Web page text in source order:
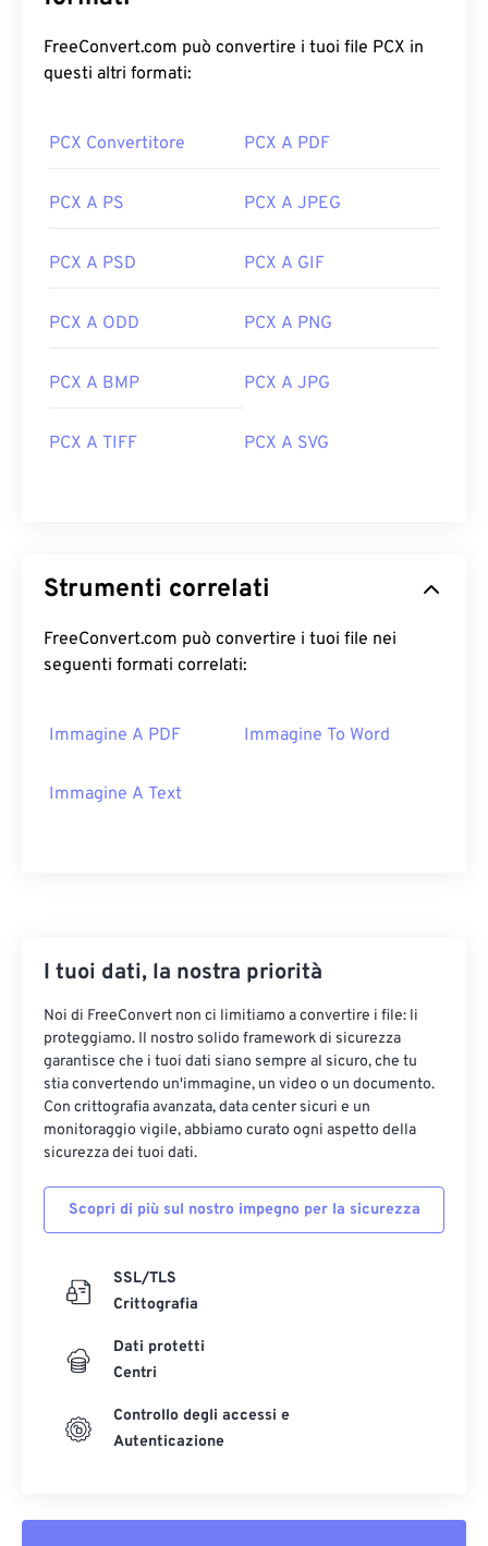
FreeConvert.com può convertire i tuoi file PCX in
questi altri formati:
PCX Convertitore PCX A PDF
PCX A PS PCX A JPEG
PCX A PSD PCX A GIF
PCX A ODD PCX A PNG
PCX A BMP PCX A JPG
PCX A TIFF PCX A SVG
Strumenti correlati
FreeConvert.com può convertire i tuoi file nei
seguenti formati correlati:
Immagine A PDF Immagine To Word
Immagine A Text
I tuoi dati, la nostra priorità
Noi di FreeConvert non ci limitiamo a convertire i file: li
proteggiamo. Il nostro solido framework di sicurezza
garantisce che i tuoi dati siano sempre al sicuro, che tu
stia convertendo un'immagine, un video o un documento.
Con crittografia avanzata, data center sicuri e un
monitoraggio vigile, abbiamo curato ogni aspetto della
sicurezza dei tuoi dati.
Scopri di più sul nostro impegno per la sicurezza
SSL/TLS
Crittografia
Dati protetti
Centri
Controllo degli accessi e
Autenticazione